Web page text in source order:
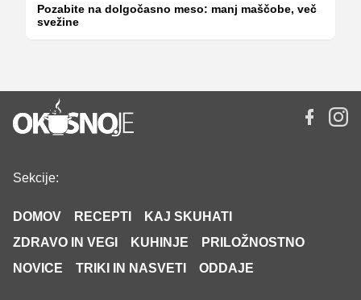
Pozabite na dolgočasno meso: manj maščobe, več
svežine
Sekcije:
DOMOV RECEPTI
KAJ SKUHATI
ZDRAVO IN VEGI
KUHINJE
PRILOŽNOSTNO
NOVICE
TRIKI IN NASVETI ODDAJE